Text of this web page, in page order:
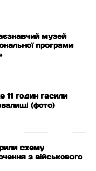
музей
програми
годин гасили
(фото)
схему
з військового